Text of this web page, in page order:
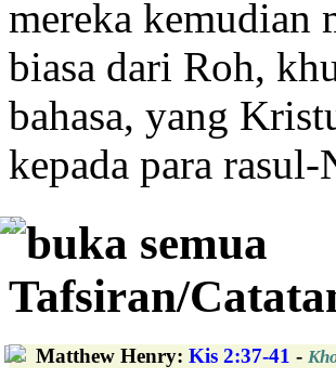
mereka
biasa dari Roh,
bahasa, yang
kepada para
buka semua
Tafsiran/
Matthew Henry: Kis 2:37-41 -